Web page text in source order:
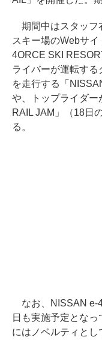
期間中はスタッフ
スキー場のWebサ
4ORCE SKI
ライバーが運転する
を走行する「
や、トップライダー
RAIL JAM」（18日
る。
なお、NISSAN e-
日も実施予定とな
にはノベルティと